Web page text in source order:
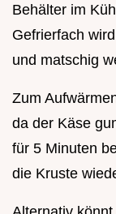
Behälter im
Gefrierfach
und matschig
Zum
da der Käse
für 5 Minuten
die Kruste